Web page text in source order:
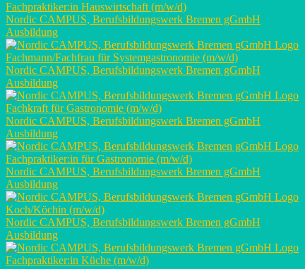
Fachpraktiker:in Hauswirtschaft (m/w/d)
Nordic CAMPUS, Berufsbildungswerk Bremen gGmbH
Ausbildung
Fachmann/Fachfrau für Systemgastronomie (m/w/d)
Nordic CAMPUS, Berufsbildungswerk Bremen gGmbH
Ausbildung
Fachkraft für Gastronomie (m/w/d)
Nordic CAMPUS, Berufsbildungswerk Bremen gGmbH
Ausbildung
Fachpraktiker:in für Gastronomie (m/w/d)
Nordic CAMPUS, Berufsbildungswerk Bremen gGmbH
Ausbildung
Koch/Köchin (m/w/d)
Nordic CAMPUS, Berufsbildungswerk Bremen gGmbH
Ausbildung
Fachpraktiker:in Küche (m/w/d)